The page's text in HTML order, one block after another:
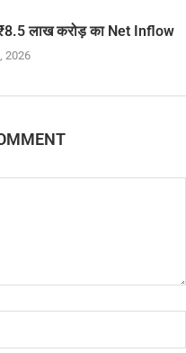
₹8.5 लाख करोड़ का Net Inflow
2026